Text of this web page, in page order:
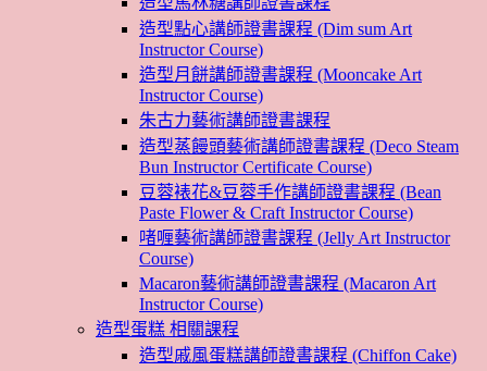
造型點心講師證書課程 (Dim sum Art
Instructor Course)
造型月餅講師證書課程 (Mooncake Art
Instructor Course)
朱古力藝術講師證書課程
造型蒸饅頭藝術講師證書課程 (Deco Steam
Bun Instructor Certificate Course)
豆蓉裱花&豆蓉手作講師證書課程 (Bean
Paste Flower & Craft Instructor Course)
啫喱藝術講師證書課程 (Jelly Art Instructor
Course)
Macaron藝術講師證書課程 (Macaron Art
Instructor Course)
造型蛋糕 相關課程
造型戚風蛋糕講師證書課程 (Chiffon Cake)